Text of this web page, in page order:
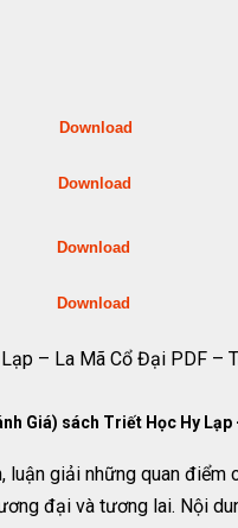
Download
Download
Download
Download
– La Mã Cổ Đại PDF –
Giá) sách Triết Học Hy
luận giải những quan
đại và tương lai. Nội